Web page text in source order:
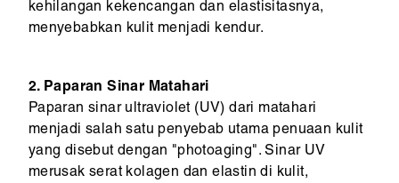
kehilangan kekencangan dan elastisitasnya,
menyebabkan kulit menjadi kendur.
2. Paparan Sinar Matahari
Paparan sinar ultraviolet (UV) dari matahari
menjadi salah satu penyebab utama penuaan kulit
yang disebut dengan "photoaging". Sinar UV
merusak serat kolagen dan elastin di kulit,